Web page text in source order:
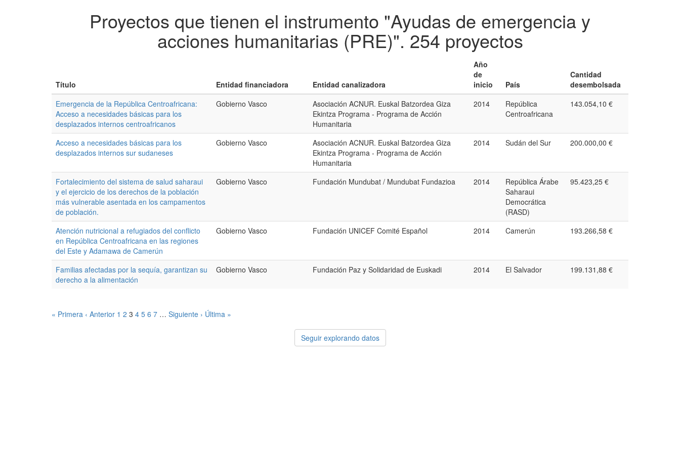
Proyectos que tienen el instrumento "Ayudas de emergencia y
acciones humanitarias (PRE)".254 proyectos
Título Entidad financiadora Entidad canalizadora
Año
de
inicio
País
Cantidad
desembolsada
Emergencia de la República Centroafricana:
Acceso a necesidades básicas para los
desplazados internos centroafricanos
Gobierno Vasco
Asociación ACNUR. Euskal Batzordea Giza
Ekintza Programa - Programa de Acción
Humanitaria
2014
República
Centroafricana
143.054,10 €
Acceso a necesidades básicas para los
desplazados internos sur sudaneses
Gobierno Vasco
Asociación ACNUR. Euskal Batzordea Giza
Ekintza Programa - Programa de Acción
Humanitaria
2014 Sudán del Sur 200.000,00 €
Fortalecimiento del sistema de salud saharaui
y el ejercicio de los derechos de la población
más vulnerable asentada en los campamentos
de población.
Gobierno Vasco Fundación Mundubat / Mundubat Fundazioa 2014
República Árabe
Saharaui
Democrática
(RASD)
95.423,25 €
Atención nutricional a refugiados del conflicto
en República Centroafricana en las regiones
del Este y Adamawa de Camerún
Gobierno Vasco Fundación UNICEF Comité Español 2014 Camerún 193.266,58 €
Familias afectadas por la sequía, garantizan su
derecho a la alimentación
Gobierno Vasco Fundación Paz y Solidaridad de Euskadi 2014 El Salvador 199.131,88 €
« Primera ‹ Anterior 1 2 3 4 5 6 7 … Siguiente › Última »
Seguir explorando datos